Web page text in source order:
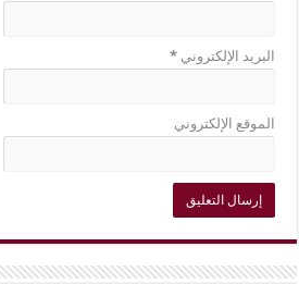
البريد الإلكتروني*
الموقع الإلكتروني